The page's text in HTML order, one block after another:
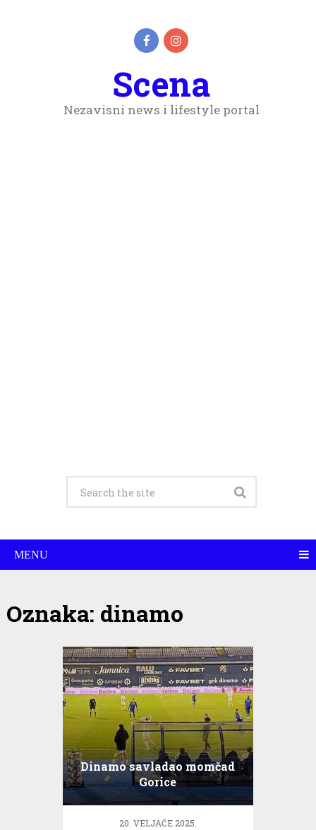
Scena
Nezavisni news i lifestyle portal
MENU
Oznaka: dinamo
Dinamo savladao momčad
Gorice
20. VELJAČE 2025.